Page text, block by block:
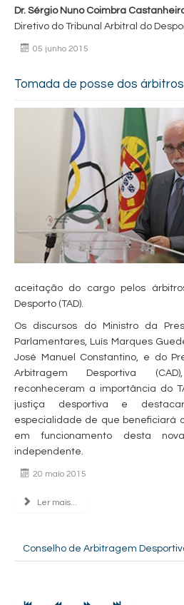
Dr. Sérgio Nuno Coimbra
Diretivo do Tribunal Arbitral do
05 junho 2015
Tomada de posse dos
aceitação do cargo pelos
Desporto (TAD).
Os discursos do Ministro da
Parlamentares, Luís Marques
José Manuel Constantino, e do
Arbitragem Desportiva
reconheceram a importância do
justiça desportiva e
especialidade de que beneficiará
em funcionamento desta
independente.
20 maio 2015
Ler mais...
Conselho de Arbitragem